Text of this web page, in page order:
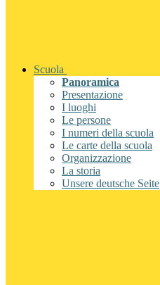
Scuola
Panoramica
Presentazione
I luoghi
Le persone
I numeri della scuola
Le carte della scuola
Organizzazione
La storia
Unsere deutsche Seite